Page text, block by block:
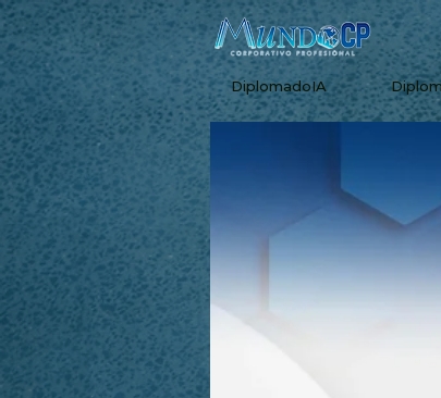
DiplomadoIA